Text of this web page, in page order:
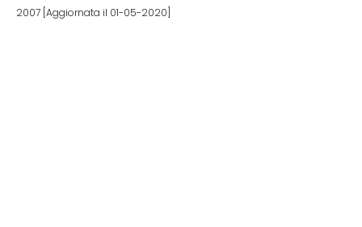
2007 [Aggiornata il 01-05-2020]